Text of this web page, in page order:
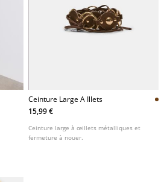
Ceinture Large A Illets
15,99 €
Ceinture large à œillets métalliques et
fermeture à nouer.